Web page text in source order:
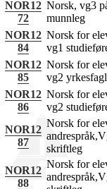
NOR12
72
Norsk, vg3
munnleg
NOR12
84
Norsk for
vg1
NOR12
85
Norsk for
vg2
NOR12
86
Norsk for
vg2
NOR12
87
Norsk for
skriftleg
NOR12
88
Norsk for